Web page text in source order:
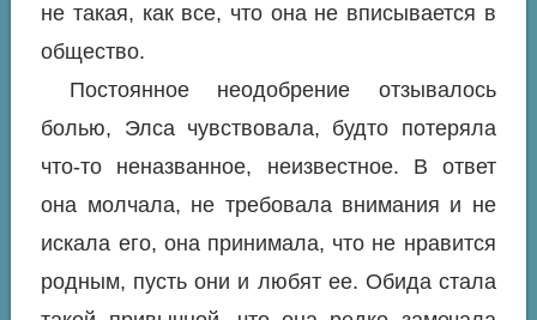
не такая, как все, что она не вписывается в
общество.
Постоянное неодобрение отзывалось
болью, Элса чувствовала, будто потеряла
что-то неназванное, неизвестное. В ответ
она молчала, не требовала внимания и не
искала его, она принимала, что не нравится
родным, пусть они и любят ее. Обида стала